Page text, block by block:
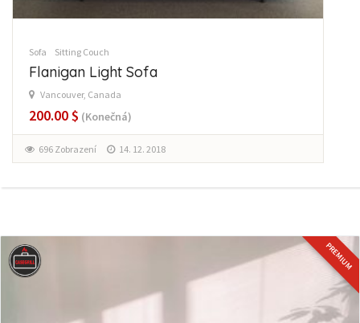
Sofa Sitting Couch
Flanigan Light Sofa
Vancouver, Canada
200.00 $ (Konečná)
696 Zobrazení 14. 12. 2018
PREMIUM